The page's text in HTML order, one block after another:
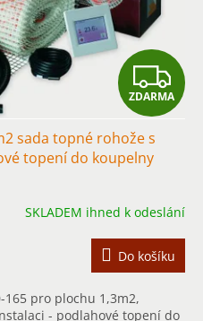
Z
D
M
A
ZDARMA
sada topné rohože s
topení do koupelny
SKLADEM ihned k odeslání
Do košíku
165 pro plochu 1,3m2,
- podlahové topení do